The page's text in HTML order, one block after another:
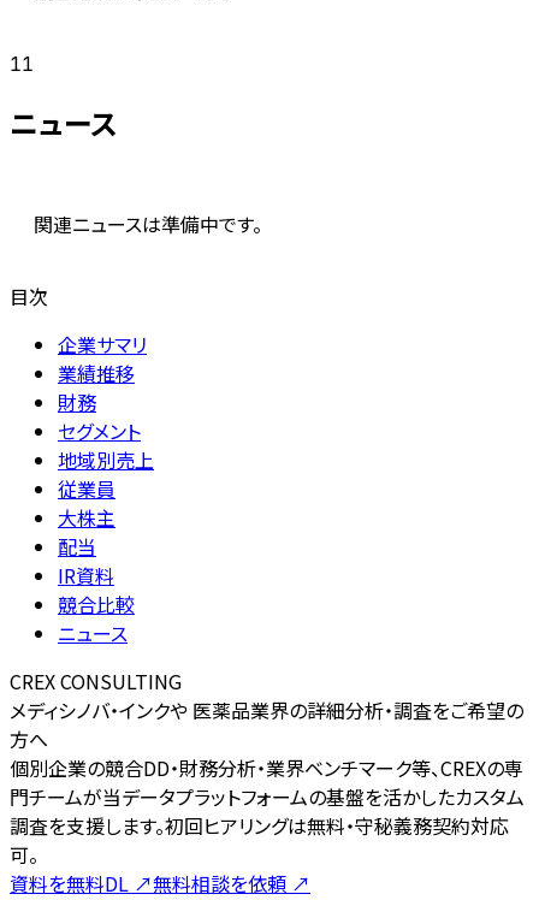
11
ニュース
関連ニュースは準備中です。
目次
企業サマリ
業績推移
財務
セグメント
地域別売上
従業員
大株主
配当
IR資料
競合比較
ニュース
CREX CONSULTING
メディシノバ・インクや 医薬品業界の詳細分析・調査をご希望の
方へ
個別企業の競合DD・財務分析・業界ベンチマーク等、CREXの専
門チームが当データプラットフォームの基盤を活かしたカスタム
調査を支援します。初回ヒアリングは無料・守秘義務契約対応
可。
資料を無料DL ↗無料相談を依頼 ↗